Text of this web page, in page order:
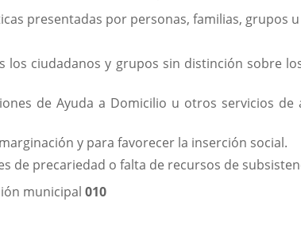
presentadas por personas, familias, grupos
ciudadanos y grupos sin distinción sobre
de Ayuda a Domicilio u otros servicios
y para favorecer la inserción social.
de precariedad o falta de recursos de
municipal010